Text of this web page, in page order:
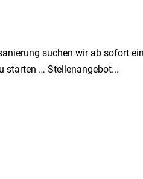
suchen wir ab sofort
starten … Stellenangebot...